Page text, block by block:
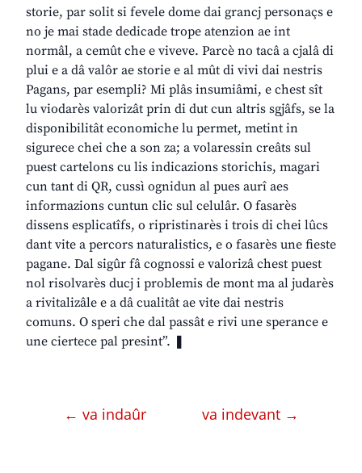
storie, par solit si fevele dome dai grancj personaçs e
no je mai stade dedicade trope atenzion ae int
normâl, a cemût che e viveve. Parcè no tacâ a cjalâ di
plui e a dâ valôr ae storie e al mût di vivi dai nestris
Pagans, par esempli? Mi plâs insumiâmi, e chest sît
lu viodarès valorizât prin di dut cun altris sgjâfs, se la
disponibilitât economiche lu permet, metint in
sigurece chei che a son za; a volaressin creâts sul
puest cartelons cu lis indicazions storichis, magari
cun tant di QR, cussì ognidun al pues aurî aes
informazions cuntun clic sul celulâr. O fasarès
dissens esplicatîfs, o ripristinarès i trois di chei lûcs
dant vite a percors naturalistics, e o fasarès une fieste
pagane. Dal sigûr fâ cognossi e valorizâ chest puest
nol risolvarès ducj i problemis de mont ma al judarès
a rivitalizâle e a dâ cualitât ae vite dai nestris
comuns. O speri che dal passât e rivi une sperance e
une ciertece pal presint”. ❚
← va indaûr va indevant →